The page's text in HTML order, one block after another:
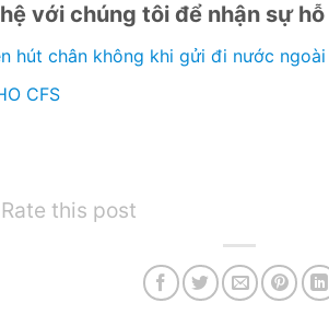
với chúng tôi để nhận sự
hút chân không khi gửi đi nước ngoài
CFS
Rate this post